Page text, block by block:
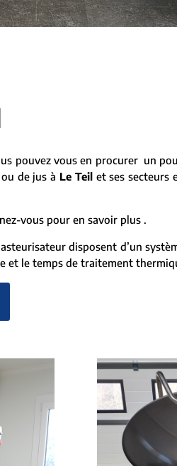
pouvez vous en procurer un
de jus à Le Teilet ses secteurs
vous pour en savoir plus .
disposent d’un
et le temps de traitement